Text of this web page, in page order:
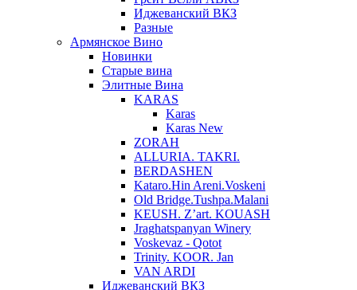
Иджеванский ВКЗ
Разные
Армянское Вино
Новинки
Старые вина
Элитные Вина
KARAS
Karas
Karas New
ZORAH
ALLURIA. TAKRI.
BERDASHEN
Kataro.Hin Areni.Voskeni
Old Bridge.Tushpa.Malani
KEUSH. Z’art. KOUASH
Jraghatspanyan Winery
Voskevaz - Qotot
Trinity. KOOR. Jan
VAN ARDI
Иджеванский ВКЗ